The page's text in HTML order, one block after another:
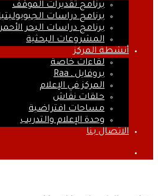
برنامج تقديرات الموقف
برنامج دراسات
برنامج دراسات البحر
المشروعات البحثية
أنشطة المركز
لقاءات خاصة
بروفايل ـ Raa
المركز في الإعلام
حلقات نقاش
مساحات افتراضية
وحدة الإعلام والتدريب
الاتصال بنا